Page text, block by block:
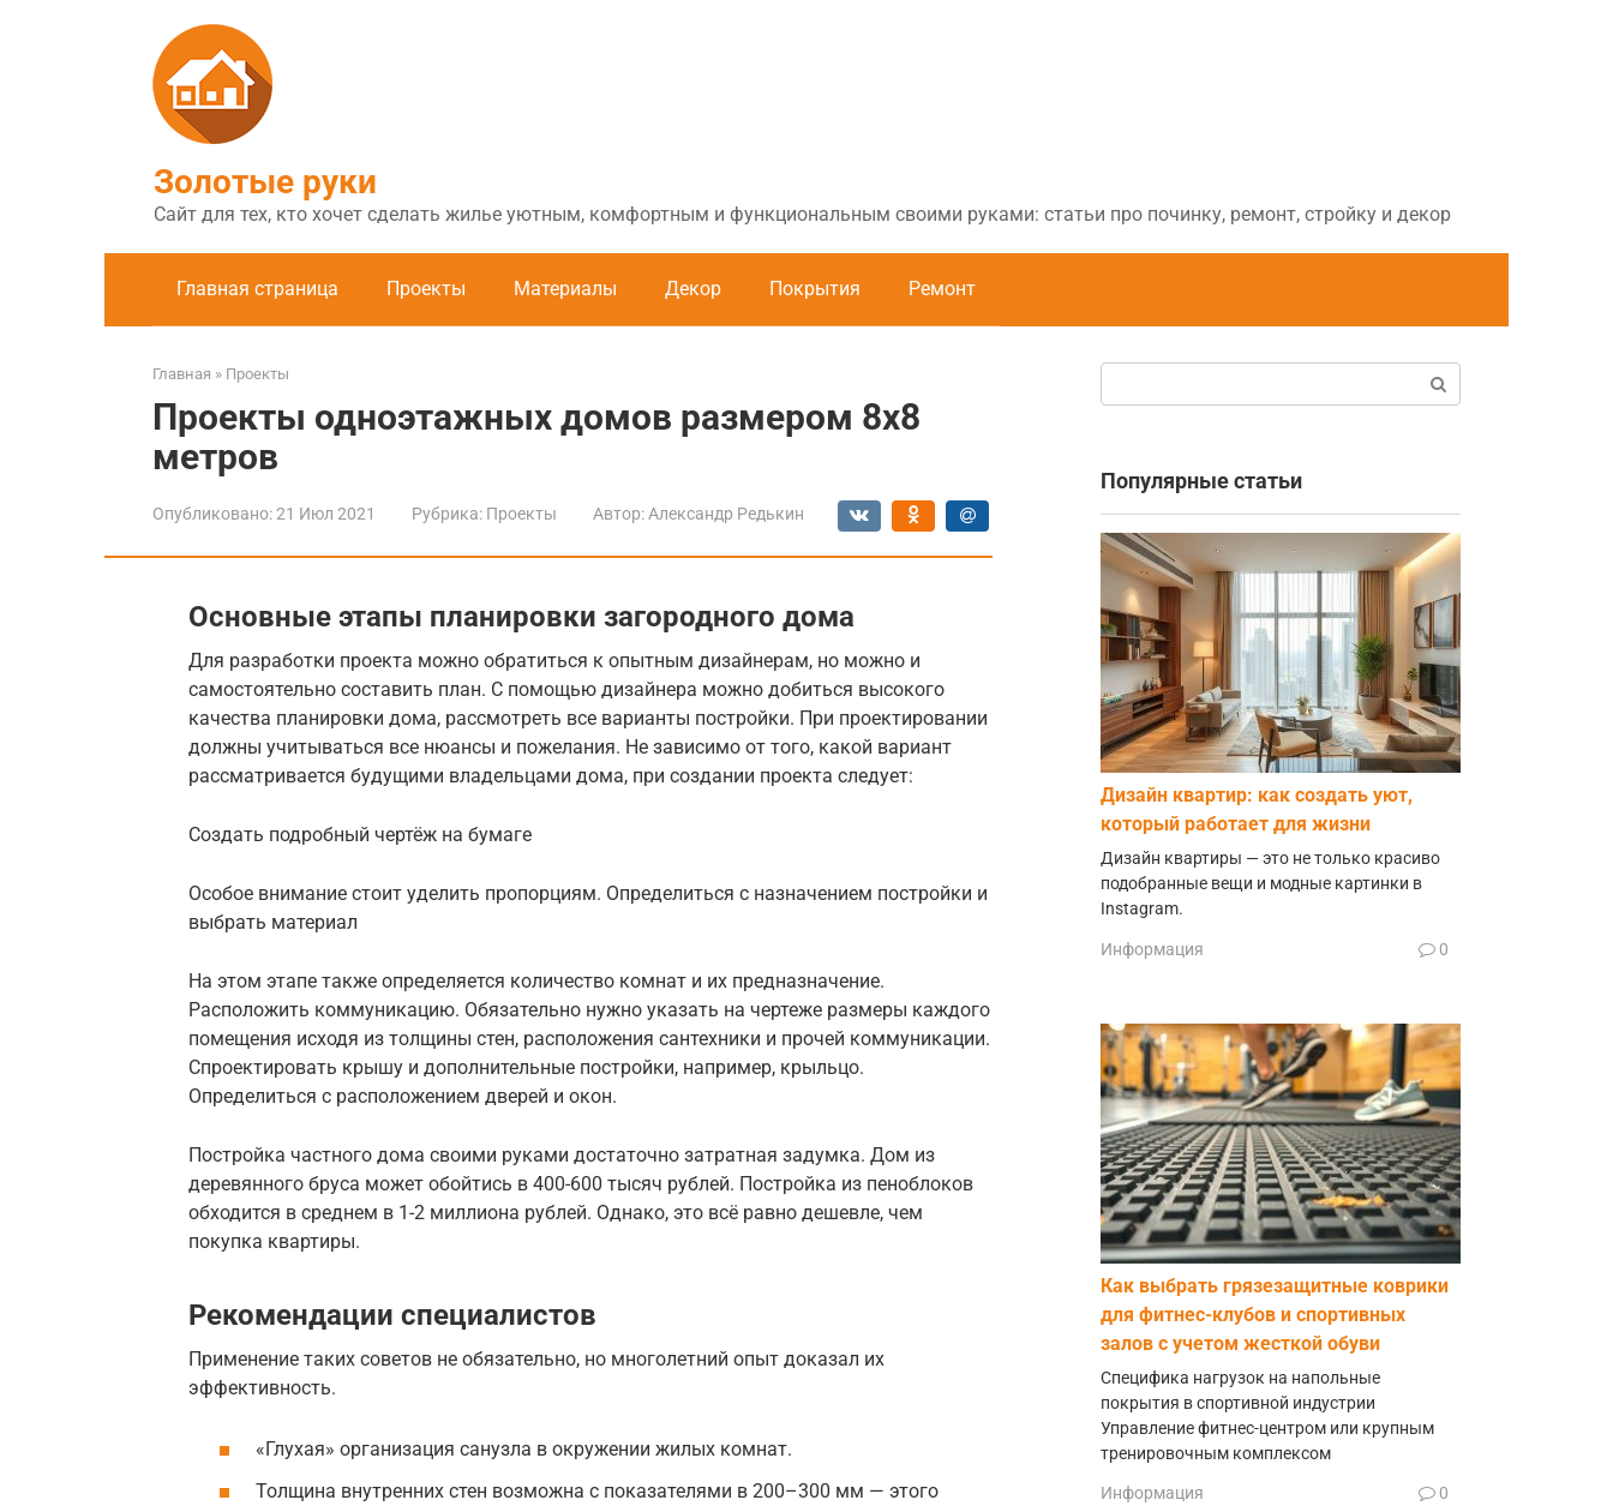
Золотые руки
Сайт для тех, кто хочет сделать жилье уютным, комфортным и функциональным своими руками: статьи про починку, ремонт, стройку и декор
Главная страница Проекты Материалы Декор Покрытия Ремонт
Главная » Проекты
Проекты одноэтажных домов размером 8х8
метров
Опубликовано:21 Июл 2021 Рубрика: Проекты Автор: Александр Редькин
Основные этапы планировки загородного дома
Для разработки проекта можно обратиться к опытным дизайнерам, но можно и
самостоятельно составить план. С помощью дизайнера можно добиться высокого
качества планировки дома, рассмотреть все варианты постройки. При проектировании
должны учитываться все нюансы и пожелания. Не зависимо от того, какой вариант
рассматривается будущими владельцами дома, при создании проекта следует:
Создать подробный чертёж на бумаге
Особое внимание стоит уделить пропорциям. Определиться с назначением постройки и
выбрать материал
На этом этапе также определяется количество комнат и их предназначение.
Расположить коммуникацию. Обязательно нужно указать на чертеже размеры каждого
помещения исходя из толщины стен, расположения сантехники и прочей коммуникации.
Спроектировать крышу и дополнительные постройки, например, крыльцо.
Определиться с расположением дверей и окон.
Постройка частного дома своими руками достаточно затратная задумка. Дом из
деревянного бруса может обойтись в 400-600 тысяч рублей. Постройка из пеноблоков
обходится в среднем в 1-2 миллиона рублей. Однако, это всё равно дешевле, чем
покупка квартиры.
Рекомендации специалистов
Применение таких советов не обязательно, но многолетний опыт доказал их
эффективность.
«Глухая» организация санузла в окружении жилых комнат.
Толщина внутренних стен возможна с показателями в 200–300 мм — этого
Популярные статьи
Дизайн квартир: как создать уют,
который работает для жизни
Дизайн квартиры — это не только красиво
подобранные вещи и модные картинки в
Instagram.
Информация 0
Как выбрать грязезащитные коврики
для фитнес-клубов и спортивных
залов с учетом жесткой обуви
Специфика нагрузок на напольные
покрытия в спортивной индустрии
Управление фитнес-центром или крупным
тренировочным комплексом
Информация 0